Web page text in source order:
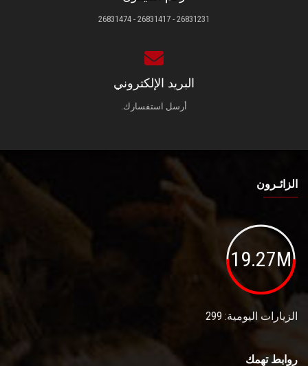
26831231 - 26831417 - 26831474
البريد الإلكتروني
أرسل استفسارك.
الزائـرون
19.27M
الزيارات اليومية: 299
روابط تهمك